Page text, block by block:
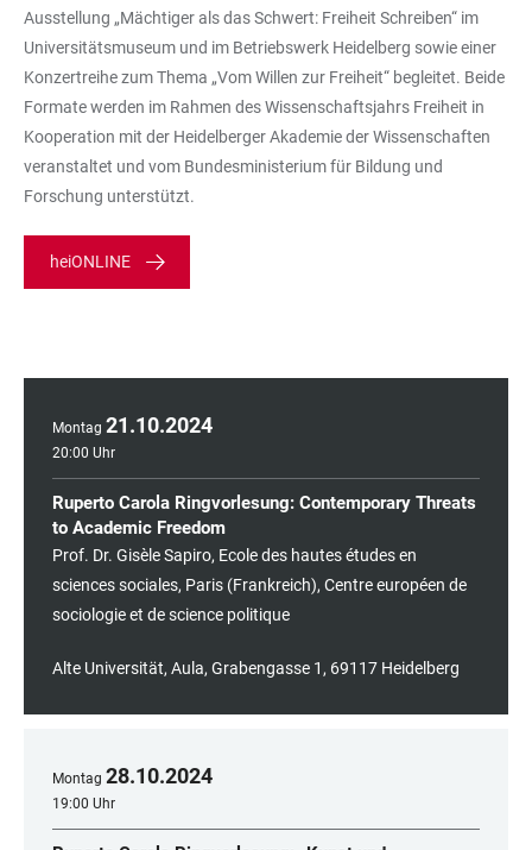
Ausstellung „Mächtiger als das Schwert: Freiheit Schreiben“ im
Universitätsmuseum und im Betriebswerk Heidelberg sowie einer
Konzertreihe zum Thema „Vom Willen zur Freiheit“ begleitet. Beide
Formate werden im Rahmen des Wissenschaftsjahrs Freiheit in
Kooperation mit der Heidelberger Akademie der Wissenschaften
veranstaltet und vom Bundesministerium für Bildung und
Forschung unterstützt.
heiONLINE
Montag 21.10.2024
20:00 Uhr
Ruperto Carola Ringvorlesung: Contemporary Threats
to Academic Freedom
Prof. Dr. Gisèle Sapiro, Ecole des hautes études en
sciences sociales, Paris (Frankreich), Centre européen de
sociologie et de science politique
Alte Universität, Aula, Grabengasse 1, 69117 Heidelberg
Montag 28.10.2024
19:00 Uhr